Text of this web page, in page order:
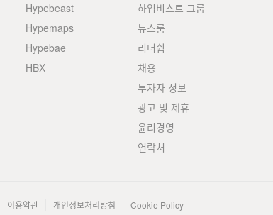
Hypebeast
Hypemaps
Hypebae
HBX
하입비스트 그룹
뉴스룸
리더쉽
채용
투자자 정보
광고 및 제휴
윤리경영
연락처
이용약관 개인정보처리방침 Cookie Policy